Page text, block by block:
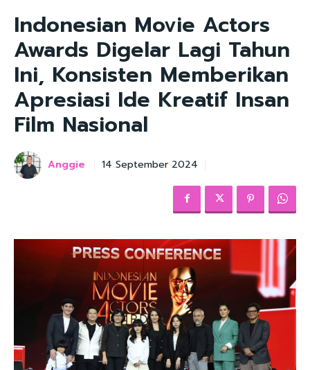
Indonesian Movie Actors
Awards Digelar Lagi Tahun
Ini, Konsisten Memberikan
Apresiasi Ide Kreatif Insan
Film Nasional
Anggie 14 September 2024